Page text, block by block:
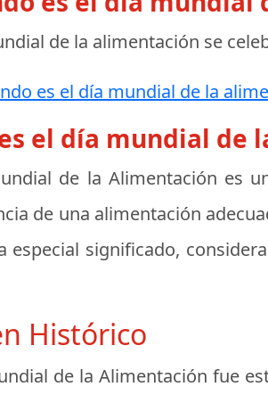
de la alimentación se
es el día mundial de la
el día mundial de
de la Alimentación es
de una alimentación
especial significado,
Histórico
de la Alimentación fue